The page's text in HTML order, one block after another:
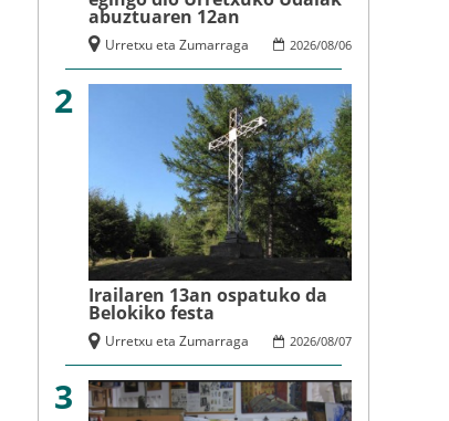
abuztuaren 12an
2026/08/06
Urretxu eta Zumarraga
2
Irailaren 13an ospatuko da
Belokiko festa
2026/08/07
Urretxu eta Zumarraga
3